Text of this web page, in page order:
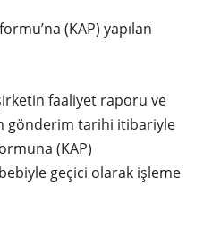
(KAP) yapılan
şirketin faaliyet raporu ve
gönderim tarihi itibariyle
(KAP)
geçici olarak işleme